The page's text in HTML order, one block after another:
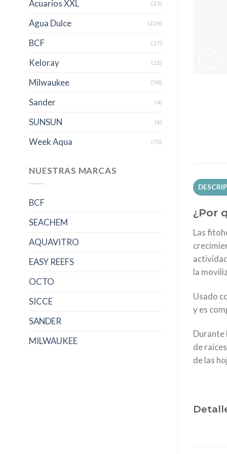
Acuarios XXL (23)
Agua Dulce (226)
BCF (17)
Keloray (12)
Milwaukee (98)
Sander (4)
SUNSUN (6)
Week Aqua (70)
NUESTRAS MARCAS
BCF
SEACHEM
AQUAVITRO
EASY REEFS
OCTO
SICCE
SANDER
MILWAUKEE
¿Por
Las
la
Usado
y es
Durante
de
de las